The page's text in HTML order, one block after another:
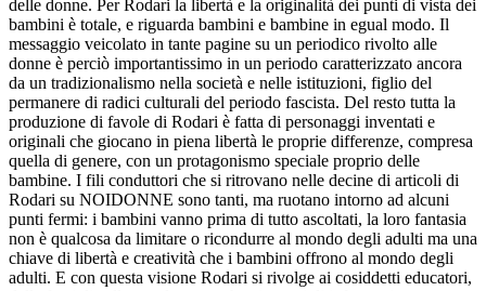
delle donne. Per Rodari la libertà e la originalità dei punti di vista dei
bambini è totale, e riguarda bambini e bambine in egual modo. Il
messaggio veicolato in tante pagine su un periodico rivolto alle
donne è perciò importantissimo in un periodo caratterizzato ancora
da un tradizionalismo nella società e nelle istituzioni, figlio del
permanere di radici culturali del periodo fascista. Del resto tutta la
produzione di favole di Rodari è fatta di personaggi inventati e
originali che giocano in piena libertà le proprie differenze, compresa
quella di genere, con un protagonismo speciale proprio delle
bambine. I fili conduttori che si ritrovano nelle decine di articoli di
Rodari su NOIDONNE sono tanti, ma ruotano intorno ad alcuni
punti fermi: i bambini vanno prima di tutto ascoltati, la loro fantasia
non è qualcosa da limitare o ricondurre al mondo degli adulti ma una
chiave di libertà e creatività che i bambini offrono al mondo degli
adulti. E con questa visione Rodari si rivolge ai cosiddetti educatori,